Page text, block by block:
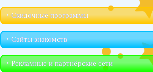
‣︎ Скидочные программы
‣︎ Сайты знакомств
‣︎ Рекламные и партнёрские сети